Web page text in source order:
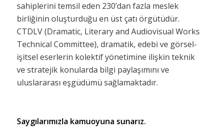
sahiplerini temsil eden 230’dan fazla meslek
birliğinin oluşturduğu en üst çatı örgütüdür.
CTDLV (Dramatic, Literary and Audiovisual Works
Technical Committee), dramatik, edebi ve görsel-
işitsel eserlerin kolektif yönetimine ilişkin teknik
ve stratejik konularda bilgi paylaşımını ve
uluslararası eşgüdümü sağlamaktadır.
Saygılarımızla kamuoyuna sunarız.